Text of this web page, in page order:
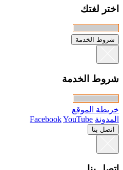
اختر لغتك
شروط الخدمة
شروط الخدمة
خريطة الموقع
المدونة
FacebookYouTube
اتصل بنا